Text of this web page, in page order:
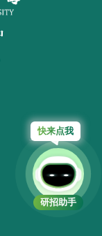
快来点我
研招助手